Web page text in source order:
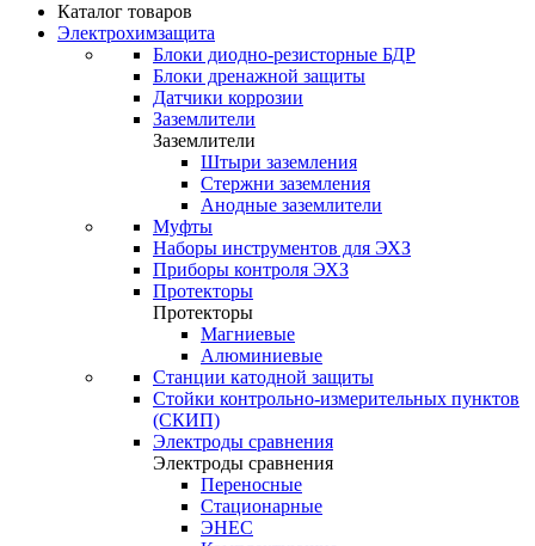
Каталог товаров
Электрохимзащита
Блоки диодно-резисторные БДР
Блоки дренажной защиты
Датчики коррозии
Заземлители
Заземлители
Штыри заземления
Стержни заземления
Анодные заземлители
Муфты
Наборы инструментов для ЭХЗ
Приборы контроля ЭХЗ
Протекторы
Протекторы
Магниевые
Алюминиевые
Станции катодной защиты
Стойки контрольно-измерительных пунктов
(СКИП)
Электроды сравнения
Электроды сравнения
Переносные
Стационарные
ЭНЕС